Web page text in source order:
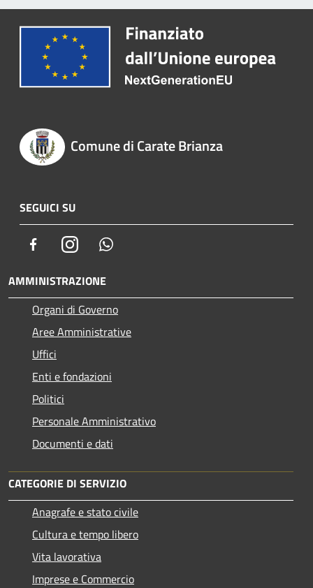
Comune di Carate Brianza
SEGUICI SU
FacebookInstagram
AMMINISTRAZIONE
Organi di Governo
Aree Amministrative
Uffici
Enti e fondazioni
Politici
Personale Amministrativo
Documenti e dati
CATEGORIE DI SERVIZIO
Anagrafe e stato civile
Cultura e tempo libero
Vita lavorativa
Imprese e Commercio